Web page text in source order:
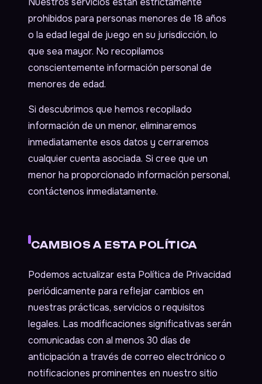
prohibidos para personas menores de 18 años
o la edad legal de juego en su jurisdicción, lo
que sea mayor. No recopilamos
conscientemente información personal de
menores de edad.
Si descubrimos que hemos recopilado
información de un menor, eliminaremos
inmediatamente esos datos y cerraremos
cualquier cuenta asociada. Si cree que un
menor ha proporcionado información personal,
contáctenos inmediatamente.
CAMBIOS A ESTA POLÍTICA
Podemos actualizar esta Política de Privacidad
periódicamente para reflejar cambios en
nuestras prácticas, servicios o requisitos
legales. Las modificaciones significativas serán
comunicadas con al menos 30 días de
anticipación a través de correo electrónico o
notificaciones prominentes en nuestro sitio